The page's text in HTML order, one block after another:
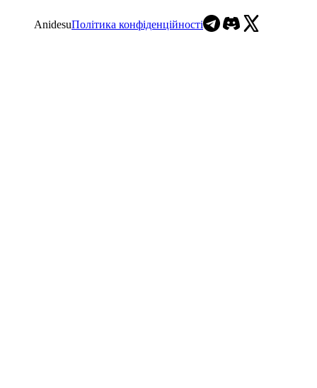
AnidesuПолітика конфіденційності